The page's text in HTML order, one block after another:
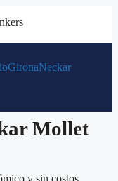
GironaNeckar
Mollet
y sin costos